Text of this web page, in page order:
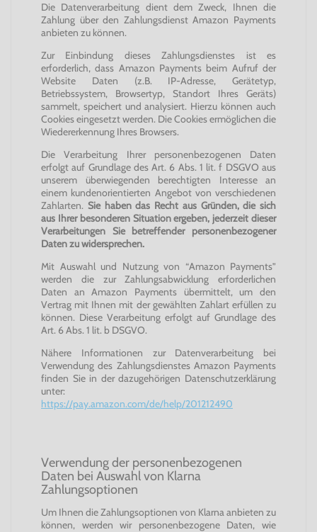
Die Datenverarbeitung dient dem Zweck, Ihnen die
Zahlung über den Zahlungsdienst Amazon Payments
anbieten zu können.
Zur Einbindung dieses Zahlungsdienstes ist es
erforderlich, dass Amazon Payments beim Aufruf der
Website Daten (z.B. IP-Adresse, Gerätetyp,
Betriebssystem, Browsertyp, Standort Ihres Geräts)
sammelt, speichert und analysiert. Hierzu können auch
Cookies eingesetzt werden. Die Cookies ermöglichen die
Wiedererkennung Ihres Browsers.
Die Verarbeitung Ihrer personenbezogenen Daten
erfolgt auf Grundlage des Art. 6 Abs. 1 lit. f DSGVO aus
unserem überwiegenden berechtigten Interesse an
einem kundenorientierten Angebot von verschiedenen
Zahlarten. Sie haben das Recht aus Gründen, die sich
aus Ihrer besonderen Situation ergeben, jederzeit dieser
Verarbeitungen Sie betreffender personenbezogener
Daten zu widersprechen.
Mit Auswahl und Nutzung von “Amazon Payments”
werden die zur Zahlungsabwicklung erforderlichen
Daten an Amazon Payments übermittelt, um den
Vertrag mit Ihnen mit der gewählten Zahlart erfüllen zu
können. Diese Verarbeitung erfolgt auf Grundlage des
Art. 6 Abs. 1 lit. b DSGVO.
Nähere Informationen zur Datenverarbeitung bei
Verwendung des Zahlungsdienstes Amazon Payments
finden Sie in der dazugehörigen Datenschutzerklärung
unter:
https://pay.amazon.com/de/help/201212490
Verwendung der personenbezogenen
Daten bei Auswahl von Klarna
Zahlungsoptionen
Um Ihnen die Zahlungsoptionen von Klarna anbieten zu
können, werden wir personenbezogene Daten, wie